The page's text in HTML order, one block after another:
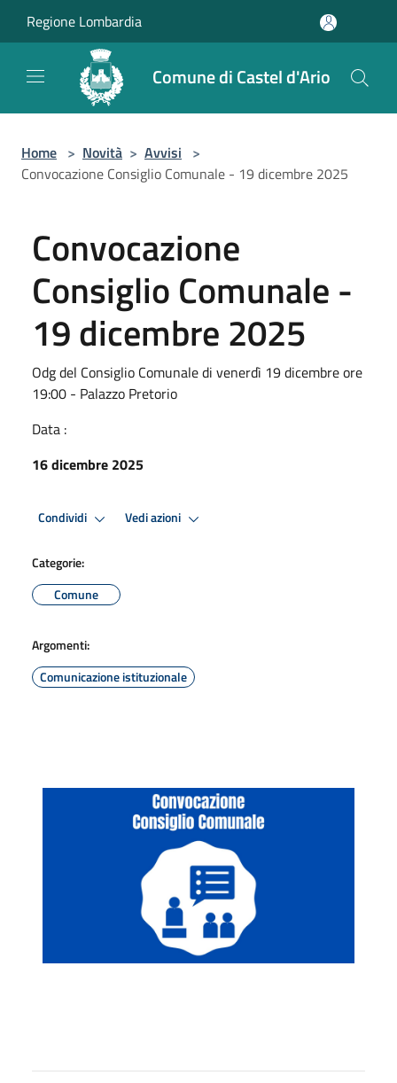
Regione Lombardia
Comune di Castel d'Ario
Home > Novità > Avvisi >
Convocazione Consiglio Comunale - 19 dicembre 2025
Convocazione
Consiglio Comunale -
19 dicembre 2025
Odg del Consiglio Comunale di venerdì 19 dicembre ore
19:00 - Palazzo Pretorio
Data :
16 dicembre 2025
Condividi Vedi azioni
Categorie:
Comune
Argomenti:
Comunicazione istituzionale